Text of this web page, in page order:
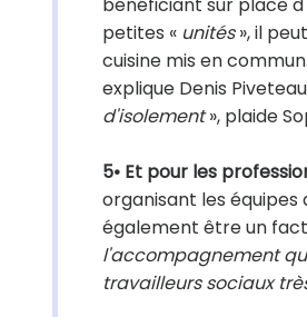
petites « unités», il
cuisine mis en
explique Denis
d'isolement», plaide
5• Et pour les
organisant les
également être un
l'accompagnement
travailleurs sociaux